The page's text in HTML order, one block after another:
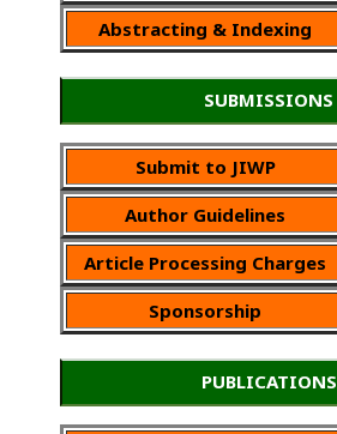
Abstracting & Indexing
SUBMISSIONS
Submit to JIWP
Author Guidelines
Article Processing Charges
Sponsorship
PUBLICATIONS